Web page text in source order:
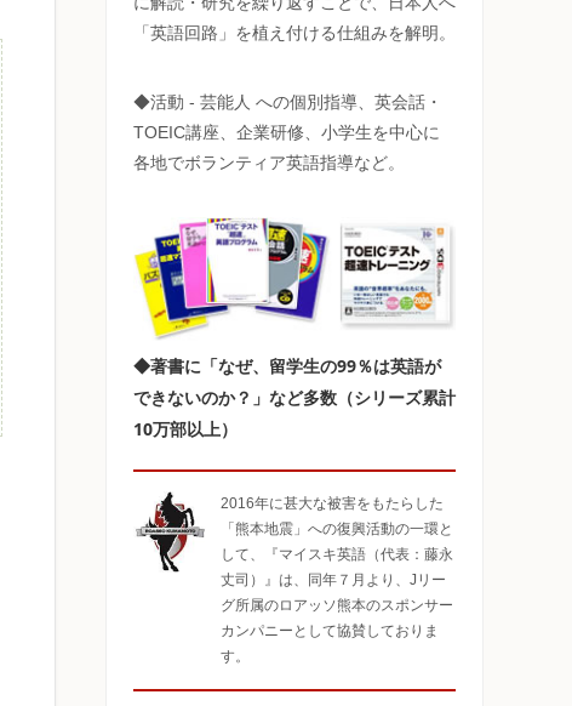
「英語回路」を植え付ける仕組みを解明。
◆活動 - 芸能人 への個別指導、英会話・
TOEIC講座、企業研修、小学生を中心に
各地でボランティア英語指導など。
◆著書に「なぜ、留学生の99％は英語が
できないのか？」など多数（シリーズ累計
10万部以上）
2016年に甚大な被害をもたらした
「熊本地震」への復興活動の一環と
して、『マイスキ英語（代表：藤永
丈司）』は、同年７月より、Jリー
グ所属のロアッソ熊本のスポンサー
カンパニーとして協賛しておりま
す。